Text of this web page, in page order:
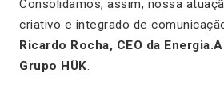
Consolidamos, assim, nossa
criativo e integrado de
Ricardo Rocha, CEO da
Grupo HÜK.